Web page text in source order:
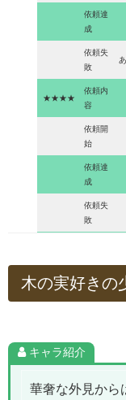
依頼達
成
依頼失
敗
★★★★
依頼内
容
依頼開
始
依頼達
成
依頼失
敗
木の実好きの
キャラ紹介
華奢な外見から